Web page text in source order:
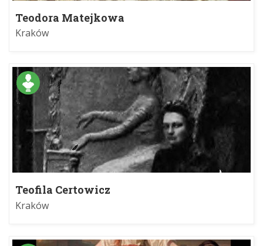
Teodora Matejkowa
Kraków
Teofila Certowicz
Kraków